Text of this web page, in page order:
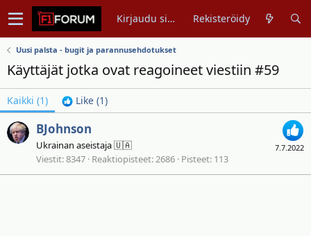
Kirjaudu sisään Rekisteröidy
Uusi palsta - bugit ja parannusehdotukset
Käyttäjät jotka ovat reagoineet viestiin #59
Kaikki (1) Like (1)
7.7.2022
BJohnson
Ukrainan aseistaja 🇺🇦
Viestit 8347 Reaktiopisteet 2686 Pisteet 113